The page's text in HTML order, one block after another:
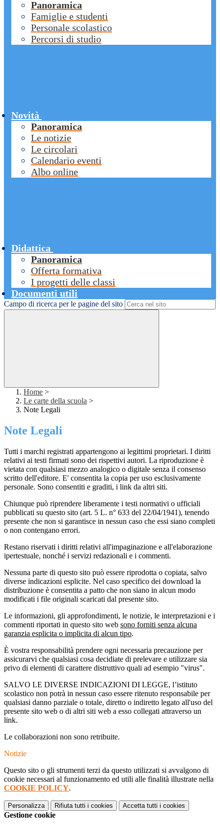
Panoramica
Famiglie e studenti
Personale scolastico
Percorsi di studio
Novità
Panoramica
Le notizie
Le circolari
Calendario eventi
Albo online
Didattica
Panoramica
Offerta formativa
I progetti delle classi
Documenti utili
Campo di ricerca per le pagine del sito
Home >
Le carte della scuola >
Note Legali
Note Legali
Tutti i marchi registrati appartengono ai legittimi proprietari. I diritti
relativi ai testi firmati sono dei rispettivi autori. La riproduzione è
vietata con qualsiasi mezzo analogico o digitale senza il consenso
scritto dell'editore. E' consentita la copia per uso esclusivamente
personale. Sono consentiti e graditi, i link da altri siti.
Chiunque può riprendere liberamente i testi normativi o ufficiali
pubblicati su questo sito (art. 5 L. n° 633 del 22/04/1941), tenendo
presente che non si garantisce in nessun caso che essi siano completi
o non contengano errori.
Restano riservati i diritti relativi all'impaginazione e all'elaborazione
ipertestuale, nonché i servizi redazionali e i commenti.
Nessuna parte di questo sito può essere riprodotta o copiata, salvo
diverse indicazioni esplicite. Nel caso specifico dei download la
distribuzione è consentita a patto che non siano in alcun modo
modificati i file originali scaricati dal presente sito.
Le informazioni, gli approfondimenti, le notizie, le interpretazioni e i
commenti riportati in questo sito web sono forniti senza alcuna
garanzia esplicita o implicita di alcun tipo.
È vostra responsabilità prendere ogni necessaria precauzione per
assicurarvi che qualsiasi cosa decidiate di prelevare e utilizzare sia
privo di elementi di carattere distruttivo quali ad esempio "virus".
SALVO LE DIVERSE INDICAZIONI DI LEGGE, l’istituto
scolastico non potrà in nessun caso essere ritenuto responsabile per
qualsiasi danno parziale o totale, diretto o indiretto legato all'uso del
presente sito web o di altri siti web a esso collegati attraverso un
link.
Le collaborazioni non sono retribuite.
Notizie
Questo sito o gli strumenti terzi da questo utilizzati si avvalgono di
cookie necessari al funzionamento ed utili alle finalità illustrate nella
COOKIE POLICY.
Personalizza Rifiuta tutti i cookies Accetta tutti i cookies
Gestione cookie